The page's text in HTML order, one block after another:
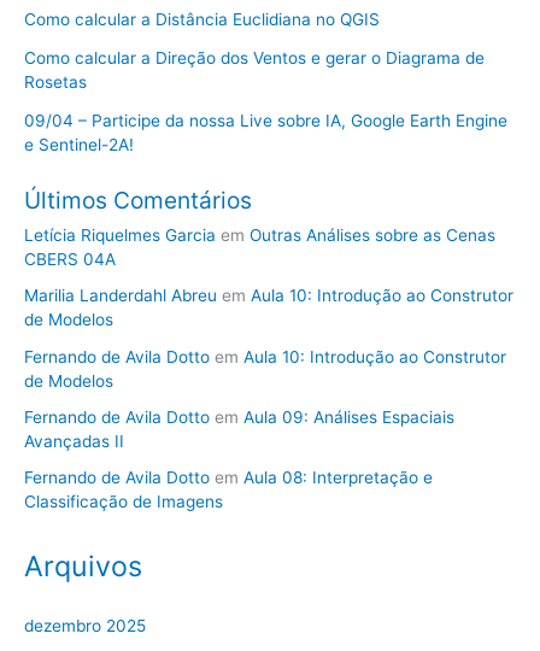
Como calcular a Distância Euclidiana no QGIS
Como calcular a Direção dos Ventos e gerar o Diagrama de
Rosetas
09/04 – Participe da nossa Live sobre IA, Google Earth Engine
e Sentinel-2A!
Últimos Comentários
Letícia Riquelmes Garcia em Outras Análises sobre as Cenas
CBERS 04A
Marilia Landerdahl Abreu em Aula 10: Introdução ao Construtor
de Modelos
Fernando de Avila Dotto em Aula 10: Introdução ao Construtor
de Modelos
Fernando de Avila Dotto em Aula 09: Análises Espaciais
Avançadas II
Fernando de Avila Dotto em Aula 08: Interpretação e
Classificação de Imagens
Arquivos
dezembro 2025